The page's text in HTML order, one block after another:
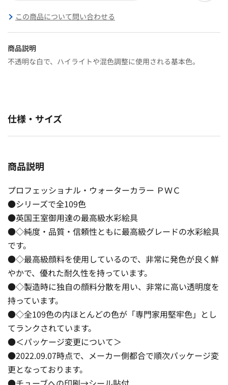
この商品について問い合わせる
商品説明
不透明な白で、ハイライトや混色調整に使用される基本色。
仕様・サイズ
商品説明
プロフェッショナル・ウォーターカラー ＰＷＣ
●シリーズで全109色
●英国王室御用達の最高級水彩絵具
●◇純度・品質・信頼性ともに最高級グレードの水彩絵具
です。
●◇最高級顔料を使用しているので、非常に発色が良く鮮
やかで、優れた耐久性を持っています。
●◇製造時に独自の顔料分散を用い、非常に高い透明度を
持っています。
●◇全109色の内ほとんどの色が「専門家用堅牢色」とし
てランクされています。
●＜パッケージ変更について＞
●2022.09.07時点で、メーカー側都合で順次パッケージ変
更となっております。